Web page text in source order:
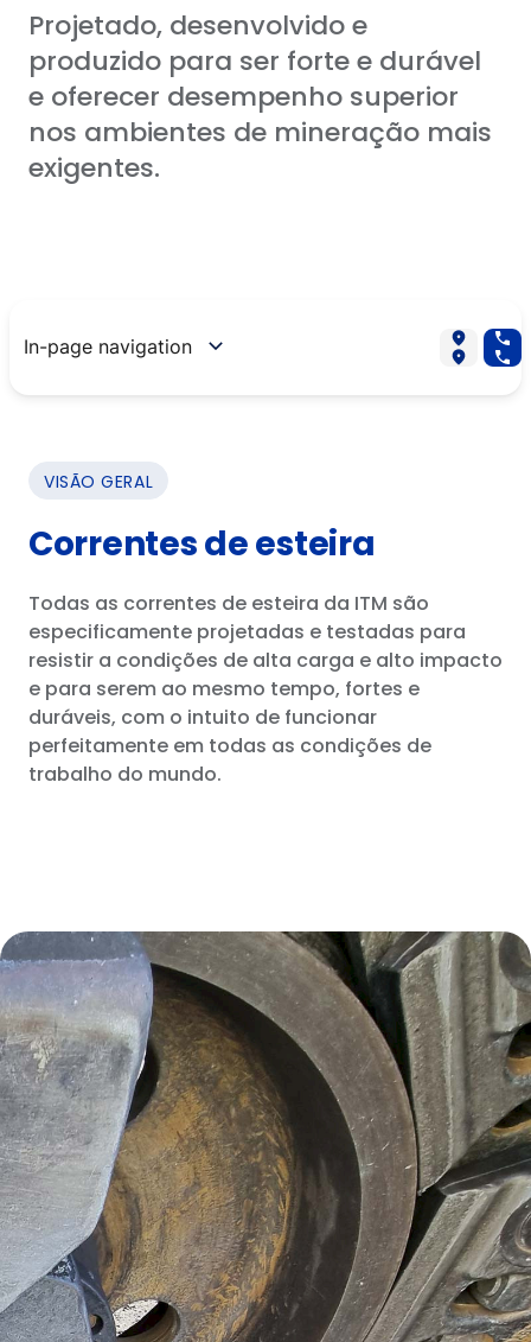
Rede de distribuição
Baixar
ENTRE EM CONTATO CONOSCO
Projetado, desenvolvido e
produzido para ser forte e durável
e oferecer desempenho superior
nos ambientes de mineração mais
exigentes.
In-page navigation
VISÃO GERAL
Correntes de esteira
Todas as correntes de esteira da ITM são
especificamente projetadas e testadas para
resistir a condições de alta carga e alto impacto
e para serem ao mesmo tempo, fortes e
duráveis, com o intuito de funcionar
perfeitamente em todas as condições de
trabalho do mundo.